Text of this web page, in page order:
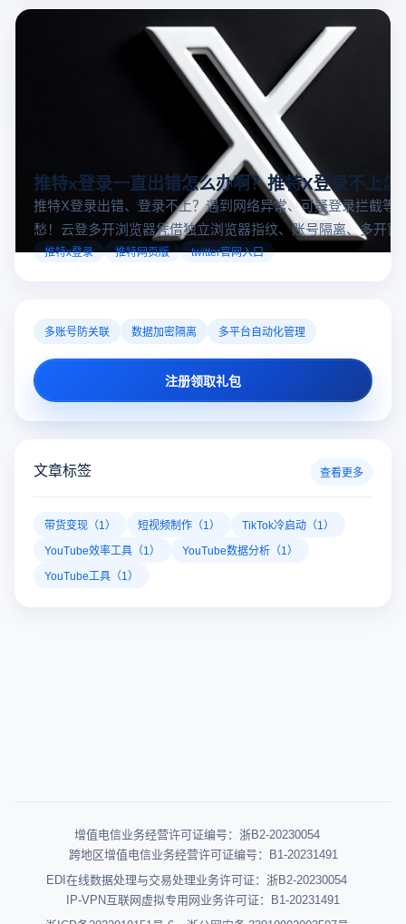
登多开浏览器一起来了解海外直播平台哪些最受欢迎。
推特x登录一直出错怎么办啊？推特X登录不上怎
推特X登录出错、登录不上？遇到网络异常、可疑登录拦截等
愁！云登多开浏览器凭借独立浏览器指纹、账号隔离、多开窗
对性解决登录难题，让推特X登录更稳定安全～
推特x登录 推特网页版 twitter官网入口
多账号防关联 数据加密隔离 多平台自动化管理
注册领取礼包
文章标签 查看更多
带货变现（1） 短视频制作（1）
TikTok冷启动（1）
YouTube效率工具（1）
YouTube数据分析（1）
YouTube工具（1）
增值电信业务经营许可证编号：浙B2-20230054
跨地区增值电信业务经营许可证编号：B1-20231491
EDI在线数据处理与交易处理业务许可证：浙B2-20230054
IP-VPN互联网虚拟专用网业务许可证：B1-20231491